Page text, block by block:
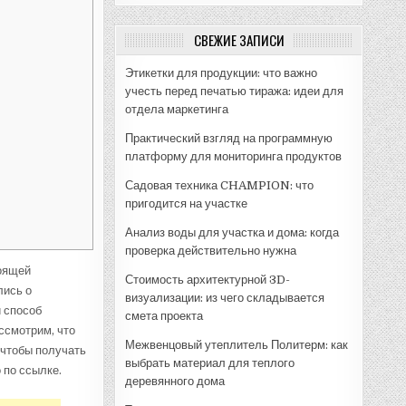
о
способ
что
получать
ссылке.
СВЕЖИЕ ЗАПИСИ
Этикетки для продукции: что важно
учесть перед печатью тиража: идеи для
отдела маркетинга
Практический взгляд на программную
платформу для мониторинга продуктов
Садовая техника CHAMPION: что
пригодится на участке
Анализ воды для участка и дома: когда
проверка действительно нужна
Стоимость архитектурной 3D-
визуализации: из чего складывается
смета проекта
Межвенцовый утеплитель Политерм: как
выбрать материал для теплого
деревянного дома